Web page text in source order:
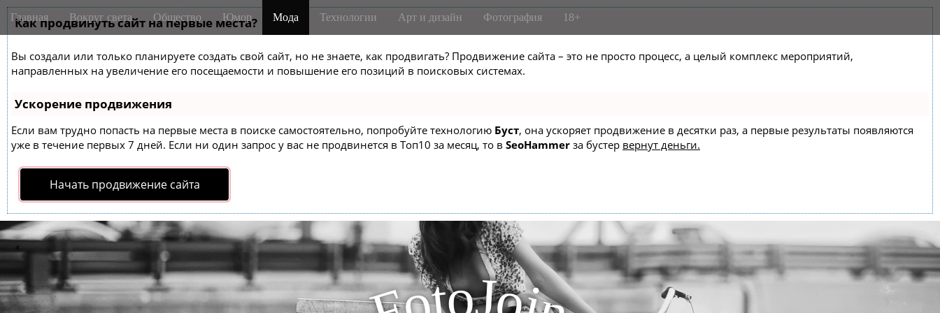
Как продвинуть сайт на первые места?
Вы создали или только планируете создать свой сайт, но не знаете, как продвигать? Продвижение сайта – это не просто процесс, а целый комплекс мероприятий,
направленных на увеличение его посещаемости и повышение его позиций в поисковых системах.
Ускорение продвижения
Если вам трудно попасть на первые места в поиске самостоятельно, попробуйте технологию Буст, она ускоряет продвижение в десятки раз, а первые результаты появляются
уже в течение первых 7 дней. Если ни один запрос у вас не продвинется в Топ10 за месяц, то в SeoHammer за бустер вернут деньги.
Начать продвижение сайта
M
a
n
m
e
n
u
i
Главная Вокруг света Общество Юмор Мода Технологии Арт и дизайн Фотография 18+
toJ